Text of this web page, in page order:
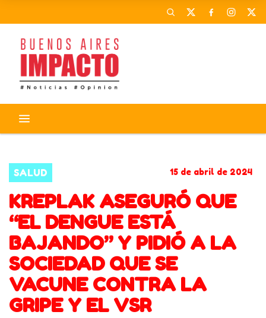
SALUD 15 de abril de 2024
KREPLAK ASEGURÓ QUE
“EL DENGUE ESTÁ
BAJANDO” Y PIDIÓ A LA
SOCIEDAD QUE SE
VACUNE CONTRA LA
GRIPE Y EL VSR